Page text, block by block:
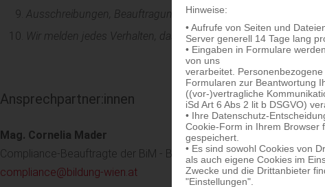
Hinweise:
• Aufrufe von Seiten und
Server generell 14 Tage lang
• Eingaben in Formulare
von uns
verarbeitet.
Formularen zur Beantwortung
((vor-)vertragliche
iSd Art 6 Abs 2 lit b DSGVO)
• Ihre Datenschutz-
Cookie-Form in Ihrem Browser
gespeichert.
• Es sind sowohl Cookies von
als auch eigene Cookies im
Zwecke und die Drittanbieter
"Einstellungen".
Ausschreibungen, Beauftragungen und Einkauf erfolgen
Wir melden jedes Verhalten, das den hier angeführten Punkten
Ansprechpartner:innen
Mag. Cornelia Mader
Compliance-Beauftragte der BiM - Bildung im Mittelpunkt
compliance@bildung-wien.at